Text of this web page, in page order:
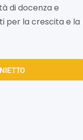
di docenza e
per la crescita e la